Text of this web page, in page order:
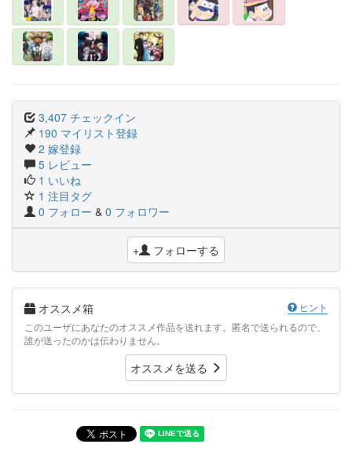
3,407 チェックイン
190 マイリスト登録
2 嫁登録
5 レビュー
1 いいね
1 注目タグ
0 フォロー & 0 フォロワー
+ フォローする
オススメ箱
ヒント
このユーザにあなたのオススメ作品を送れます。匿名で送られるので、
誰が送ったのかは伝わりません。
オススメを送る